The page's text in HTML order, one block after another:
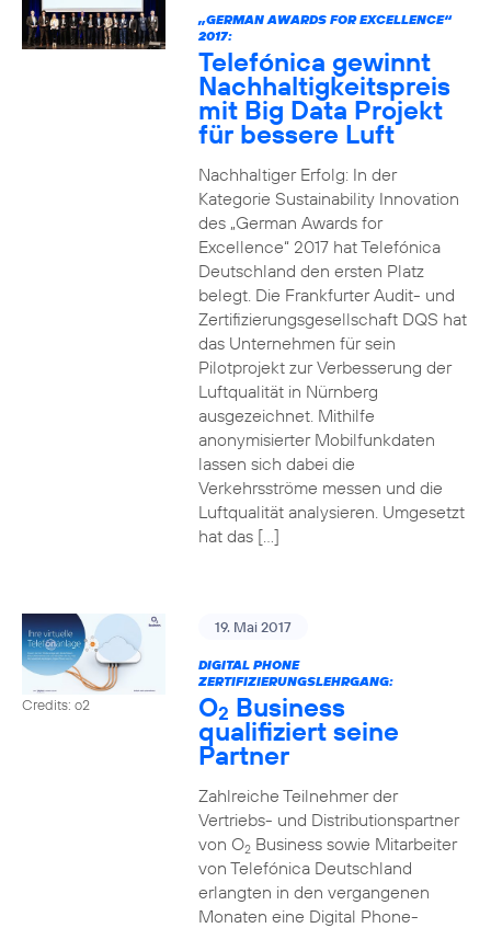
„GERMAN AWARDS FOR EXCELLENCE“
2017:
Telefónica gewinnt
Nachhaltigkeitspreis
mit Big Data Projekt
für bessere Luft
Nachhaltiger Erfolg: In der
Kategorie Sustainability Innovation
des „German Awards for
Excellence“ 2017 hat Telefónica
Deutschland den ersten Platz
belegt. Die Frankfurter Audit- und
Zertifizierungsgesellschaft DQS hat
das Unternehmen für sein
Pilotprojekt zur Verbesserung der
Luftqualität in Nürnberg
ausgezeichnet. Mithilfe
anonymisierter Mobilfunkdaten
lassen sich dabei die
Verkehrsströme messen und die
Luftqualität analysieren. Umgesetzt
hat das […]
Credits: o2
19. Mai 2017
DIGITAL PHONE
ZERTIFIZIERUNGSLEHRGANG:
O2 Business
qualifiziert seine
Partner
Zahlreiche Teilnehmer der
Vertriebs- und Distributionspartner
von O2Business sowie Mitarbeiter
von Telefónica Deutschland
erlangten in den vergangenen
Monaten eine Digital Phone-